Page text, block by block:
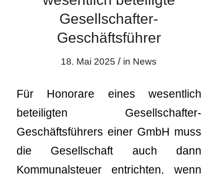
Gesellschafter-
Geschäftsführer
18. Mai 2025 / in News
Für Honorare eines wesentlich
beteiligten Gesellschafter-
Geschäftsführers einer GmbH muss
die Gesellschaft auch dann
Kommunalsteuer entrichten, wenn